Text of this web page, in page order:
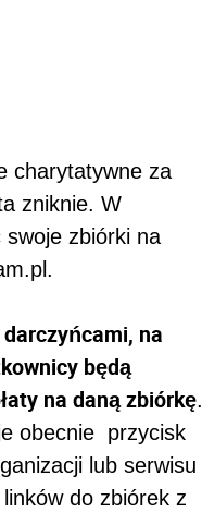
charytatywne za
zniknie. W
zbiórki na
na
będą
na daną zbiórkę.
obecnie przycisk
lub serwisu
do zbiórek z